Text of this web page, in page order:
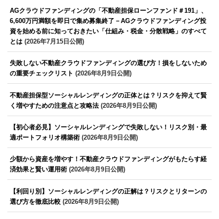
AGクラウドファンディングの「不動産担保ローンファンド＃191」、
6,600万円満額を即日で集め募集終了－AGクラウドファンディング投
資を始める前に知っておきたい「仕組み・税金・分散戦略」のすべて
とは (2026年7月15日公開)
失敗しない不動産クラウドファンディングの選び方！損をしないため
の重要チェックリスト (2026年8月9日公開)
不動産担保型ソーシャルレンディングの正体とは？リスクを抑えて賢
く増やすための注意点と攻略法(2026年8月9日公開)
【初心者必見】ソーシャルレンディングで失敗しない！リスク別・最
適ポートフォリオ構築術 (2026年8月9日公開)
少額から資産を増やす！不動産クラウドファンディングがもたらす経
済効果と賢い運用術 (2026年8月9日公開)
【利回り別】ソーシャルレンディングの正解は？リスクとリターンの
選び方を徹底比較 (2026年8月9日公開)